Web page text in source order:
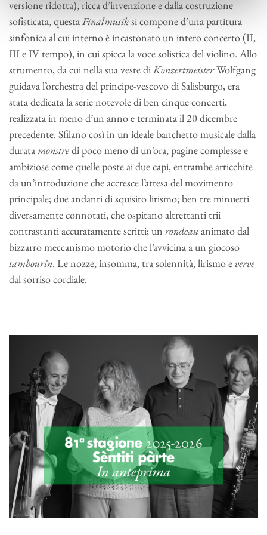
versione ridotta), ricca d’invenzione e dalla costruzione
sofisticata, questaFinalmusiksi compone d’una partitura
sinfonica al cui interno è incastonato un intero concerto (II,
III e IV tempo), in cui spicca la voce solistica del violino. Allo
strumento, da cui nella sua veste diKonzertmeisterWolfgang
guidava l’orchestra del principe-vescovo di Salisburgo, era
stata dedicata la serie notevole di ben cinque concerti,
realizzata in meno d’un anno e terminata il 20 dicembre
precedente. Sfilano così in un ideale banchetto musicale dalla
durata monstredi poco meno di un’ora, pagine complesse e
ambiziose come quelle poste ai due capi, entrambe arricchite
da un’introduzione che accresce l’attesa del movimento
principale; due andanti di squisito lirismo; ben tre minuetti
diversamente connotati, che ospitano altrettanti trii
contrastanti accuratamente scritti; un rondeau animato dal
bizzarro meccanismo motorio che l’avvicina a un giocoso
tambourin. Le nozze, insomma, tra solennità, lirismo e verve
dal sorriso cordiale.